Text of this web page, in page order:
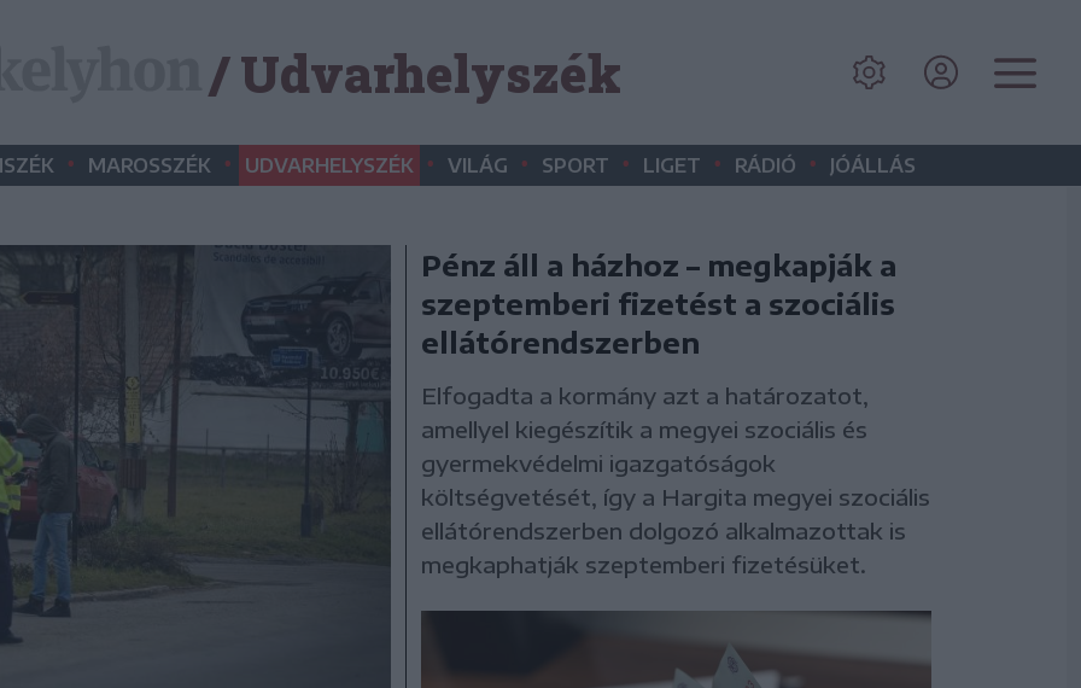
/ Udvarhelyszék
• MAROSSZÉK • UDVARHELYSZÉK • VILÁG • SPORT • LIGET • RÁDIÓ • JÓÁLLÁS
Pénz áll a házhoz – megkapják a
szeptemberi fizetést a szociális
ellátórendszerben
Elfogadta a kormány azt a határozatot,
amellyel kiegészítik a megyei szociális és
gyermekvédelmi igazgatóságok
költségvetését, így a Hargita megyei szociális
ellátórendszerben dolgozó alkalmazottak is
megkaphatják szeptemberi fizetésüket.